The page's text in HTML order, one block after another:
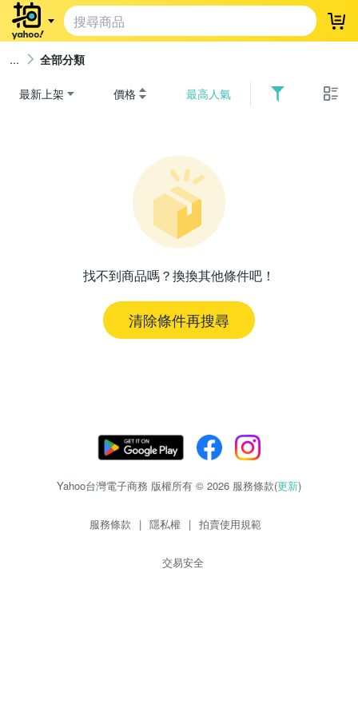
登
全部分類
最新上架 價格 最高人氣
找不到商品嗎？換換其他條件吧！
清除條件再搜尋
Yahoo台灣電子商務 版權所有 © 2026 服務條款(更新)
服務條款 | 隱私權 | 拍賣使用規範
交易安全